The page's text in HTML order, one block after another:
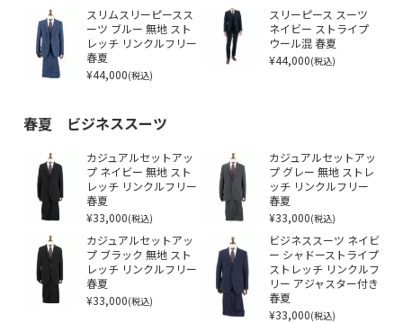
スリムスリーピースス
ーツ ブルー 無地 スト
レッチ リンクルフリー
春夏
¥44,000(税込)
スリーピース スーツ
ネイビー ストライプ
ウール混 春夏
¥44,000(税込)
春夏 ビジネススーツ
カジュアルセットアッ
プ ネイビー 無地 スト
レッチ リンクルフリー
春夏
¥33,000(税込)
カジュアルセットアッ
プ グレー 無地 ストレ
ッチ リンクルフリー
春夏
¥33,000(税込)
カジュアルセットアッ
プ ブラック 無地 スト
レッチ リンクルフリー
春夏
¥33,000(税込)
ビジネススーツ ネイビ
ー シャドーストライプ
ストレッチ リンクルフ
リー アジャスター付き
春夏
¥33,000(税込)